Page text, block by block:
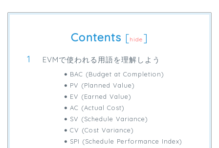
Contents [hide ]
EVMで使われる用語を理解しよう
BAC (Budget at Completion)
PV (Planned Value)
EV (Earned Value)
AC (Actual Cost)
SV (Schedule Variance)
CV (Cost Variance)
SPI (Schedule Performance Index)